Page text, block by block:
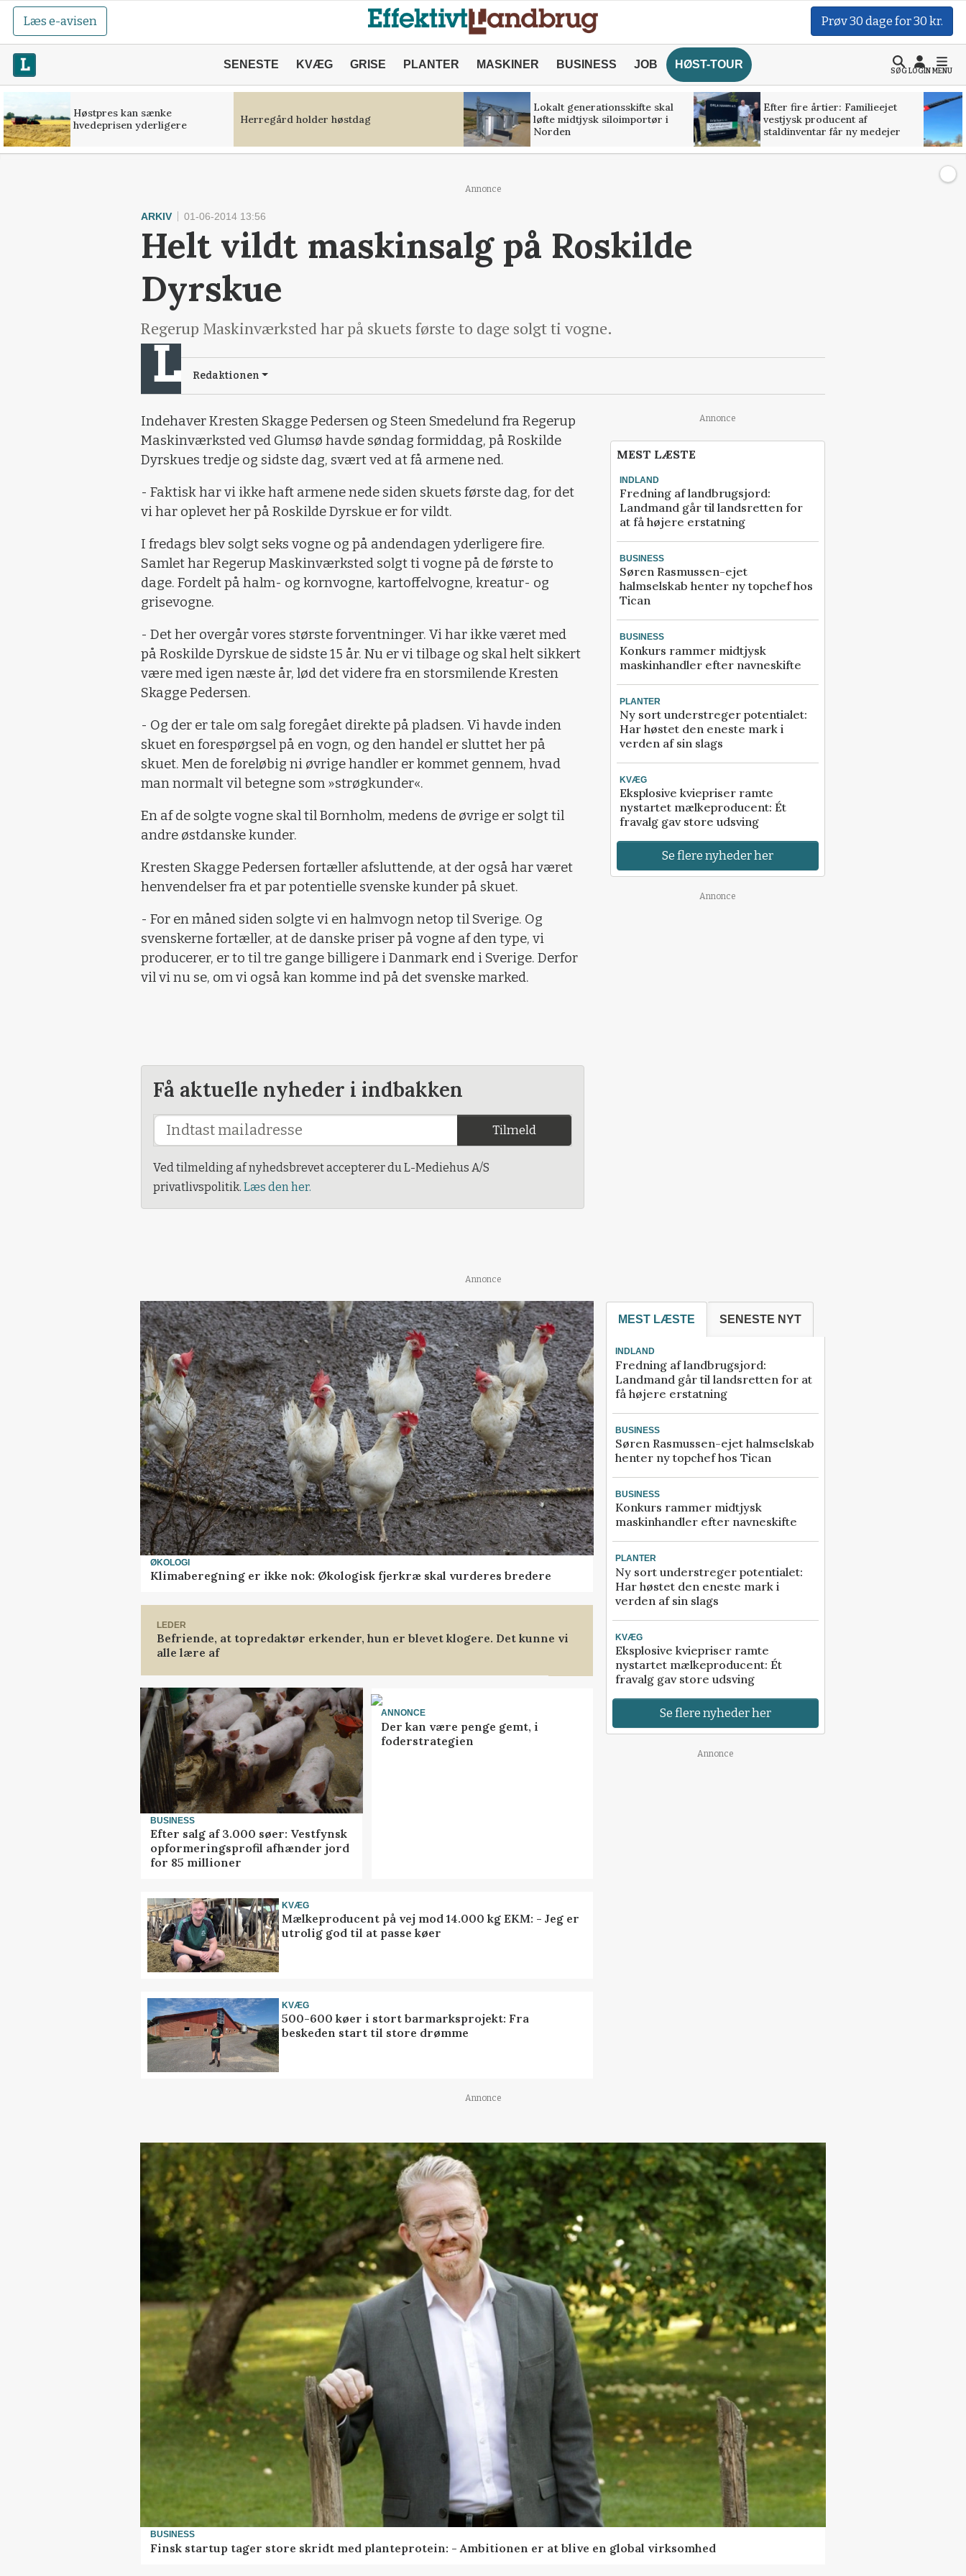
Læs e-avisen Prøv 30 dage for 30 kr.
SENESTE KVÆG GRISE PLANTER MASKINER BUSINESS JOB HØST-TOUR
SØGLOGINMENU
Høstpres kan sænke
hvedeprisen yderligere
Herregård holder høstdag
Lokalt generationsskifte skal
løfte midtjysk siloimportør i
Norden
Efter fire årtier: Familieejet
vestjysk producent af
staldinventar får ny medejer
Annonce
ARKIV 01-06-2014 13:56
Helt vildt maskinsalg på Roskilde
Dyrskue
Regerup Maskinværksted har på skuets første to dage solgt ti vogne.
Redaktionen
Indehaver Kresten Skagge Pedersen og Steen Smedelund fra Regerup
Maskinværksted ved Glumsø havde søndag formiddag, på Roskilde
Dyrskues tredje og sidste dag, svært ved at få armene ned.
- Faktisk har vi ikke haft armene nede siden skuets første dag, for det
vi har oplevet her på Roskilde Dyrskue er for vildt.
I fredags blev solgt seks vogne og på andendagen yderligere fire.
Samlet har Regerup Maskinværksted solgt ti vogne på de første to
dage. Fordelt på halm- og kornvogne, kartoffelvogne, kreatur- og
grisevogne.
- Det her overgår vores største forventninger. Vi har ikke været med
på Roskilde Dyrskue de sidste 15 år. Nu er vi tilbage og skal helt sikkert
være med igen næste år, lød det videre fra en storsmilende Kresten
Skagge Pedersen.
- Og der er tale om salg foregået direkte på pladsen. Vi havde inden
skuet en forespørgsel på en vogn, og den handel er sluttet her på
skuet. Men de foreløbig ni øvrige handler er kommet gennem, hvad
man normalt vil betegne som »strøgkunder«.
En af de solgte vogne skal til Bornholm, medens de øvrige er solgt til
andre østdanske kunder.
Kresten Skagge Pedersen fortæller afsluttende, at der også har været
henvendelser fra et par potentielle svenske kunder på skuet.
- For en måned siden solgte vi en halmvogn netop til Sverige. Og
svenskerne fortæller, at de danske priser på vogne af den type, vi
producerer, er to til tre gange billigere i Danmark end i Sverige. Derfor
vil vi nu se, om vi også kan komme ind på det svenske marked.
Få aktuelle nyheder i indbakken
Tilmeld
Ved tilmelding af nyhedsbrevet accepterer du L-Mediehus A/S
privatlivspolitik. Læs den her.
Annonce
MEST LÆSTE
INDLAND
Fredning af landbrugsjord:
Landmand går til landsretten for
at få højere erstatning
BUSINESS
Søren Rasmussen-ejet
halmselskab henter ny topchef hos
Tican
BUSINESS
Konkurs rammer midtjysk
maskinhandler efter navneskifte
PLANTER
Ny sort understreger potentialet:
Har høstet den eneste mark i
verden af sin slags
KVÆG
Eksplosive kviepriser ramte
nystartet mælkeproducent: Ét
fravalg gav store udsving
Se flere nyheder her
Annonce
Annonce
ØKOLOGI
Klimaberegning er ikke nok: Økologisk fjerkræ skal vurderes bredere
LEDER
Befriende, at topredaktør erkender, hun er blevet klogere. Det kunne vi
alle lære af
BUSINESS
Efter salg af 3.000 søer: Vestfynsk
opformeringsprofil afhænder jord
for 85 millioner
ANNONCE
Der kan være penge gemt, i
foderstrategien
KVÆG
Mælkeproducent på vej mod 14.000 kg EKM: - Jeg er
utrolig god til at passe køer
KVÆG
500-600 køer i stort barmarksprojekt: Fra
beskeden start til store drømme
MEST LÆSTE SENESTE NYT
INDLAND
Fredning af landbrugsjord:
Landmand går til landsretten for at
få højere erstatning
BUSINESS
Søren Rasmussen-ejet halmselskab
henter ny topchef hos Tican
BUSINESS
Konkurs rammer midtjysk
maskinhandler efter navneskifte
PLANTER
Ny sort understreger potentialet:
Har høstet den eneste mark i
verden af sin slags
KVÆG
Eksplosive kviepriser ramte
nystartet mælkeproducent: Ét
fravalg gav store udsving
Se flere nyheder her
Annonce
Annonce
BUSINESS
Finsk startup tager store skridt med planteprotein: - Ambitionen er at blive en global virksomhed